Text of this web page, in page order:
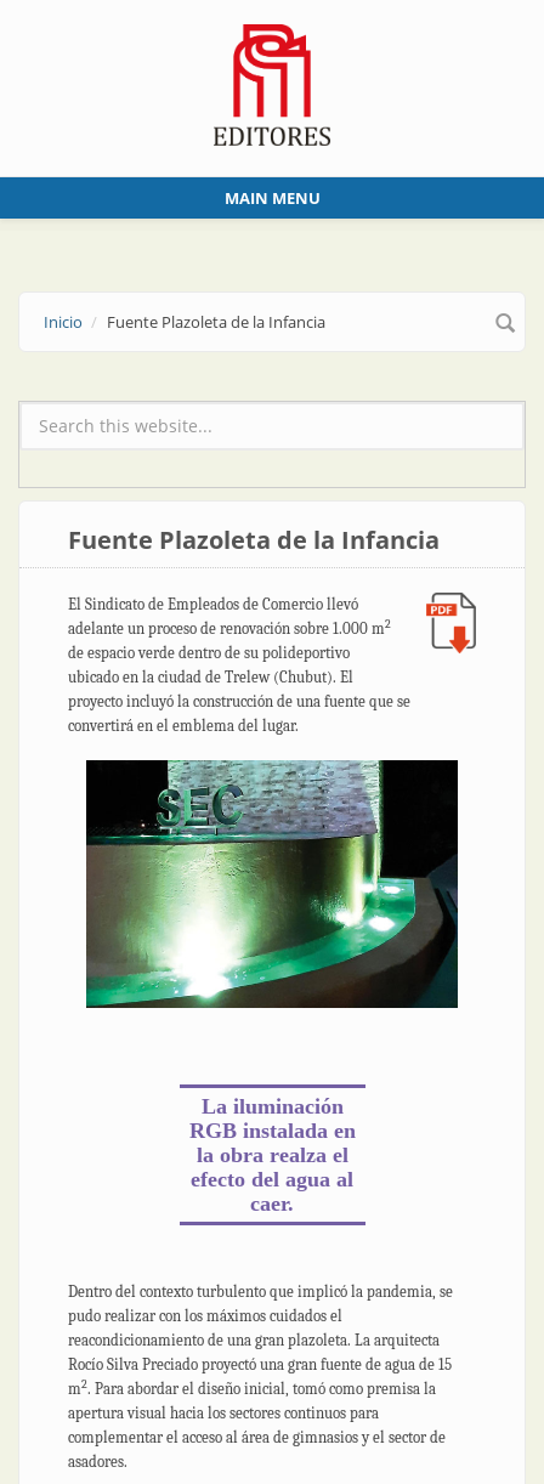
MAIN MENU
Inicio Fuente Plazoleta de la Infancia
Formulario de búsqueda
Fuente Plazoleta de la Infancia
El Sindicato de Empleados de Comercio llevó
adelante un proceso de renovación sobre 1.000 m2
de espacio verde dentro de su polideportivo
ubicado en la ciudad de Trelew (Chubut). El
proyecto incluyó la construcción de una fuente que se
convertirá en el emblema del lugar.
La iluminación
RGB instalada en
la obra realza el
efecto del agua al
caer.
Dentro del contexto turbulento que implicó la pandemia, se
pudo realizar con los máximos cuidados el
reacondicionamiento de una gran plazoleta. La arquitecta
Rocío Silva Preciado proyectó una gran fuente de agua de 15
m2. Para abordar el diseño inicial, tomó como premisa la
apertura visual hacia los sectores continuos para
complementar el acceso al área de gimnasios y el sector de
asadores.